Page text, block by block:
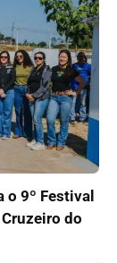
9º Festival
do